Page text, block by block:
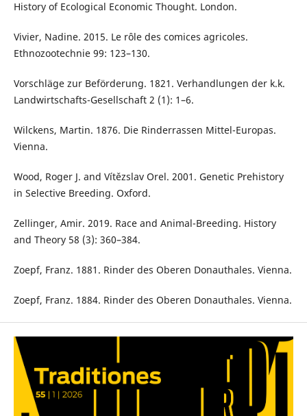
History of Ecological Economic Thought. London.
Vivier, Nadine. 2015. Le rôle des comices agricoles.
Ethnozootechnie 99: 123–130.
Vorschläge zur Beförderung. 1821. Verhandlungen der k.k.
Landwirtschafts-Gesellschaft 2 (1): 1–6.
Wilckens, Martin. 1876. Die Rinderrassen Mittel-Europas.
Vienna.
Wood, Roger J. and Vítězslav Orel. 2001. Genetic Prehistory
in Selective Breeding. Oxford.
Zellinger, Amir. 2019. Race and Animal-Breeding. History
and Theory 58 (3): 360–384.
Zoepf, Franz. 1881. Rinder des Oberen Donauthales. Vienna.
Zoepf, Franz. 1884. Rinder des Oberen Donauthales. Vienna.